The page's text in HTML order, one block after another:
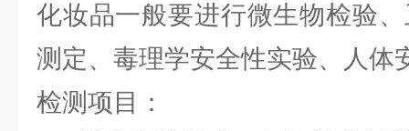
化妆品一般要进行微生物检验
测定、毒理学安全性实验、人体
检测项目：